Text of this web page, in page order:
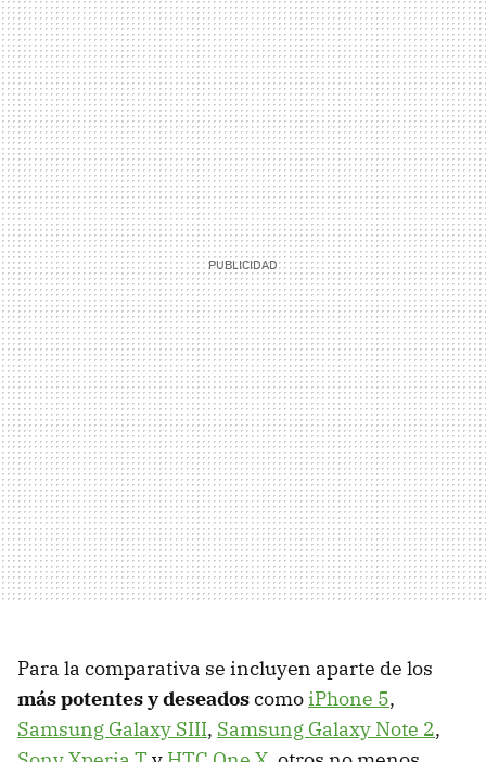
Para la comparativa se incluyen aparte de los
más potentes y deseadoscomo iPhone 5,
Samsung Galaxy SIII, Samsung Galaxy Note 2,